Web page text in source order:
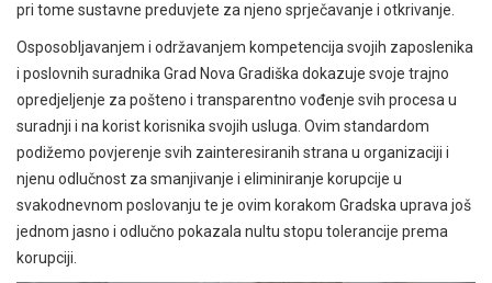
pri tome sustavne preduvjete za njeno sprječavanje i otkrivanje.
Osposobljavanjem i održavanjem kompetencija svojih zaposlenika
i poslovnih suradnika Grad Nova Gradiška dokazuje svoje trajno
opredjeljenje za pošteno i transparentno vođenje svih procesa u
suradnji i na korist korisnika svojih usluga. Ovim standardom
podižemo povjerenje svih zainteresiranih strana u organizaciji i
njenu odlučnost za smanjivanje i eliminiranje korupcije u
svakodnevnom poslovanju te je ovim korakom Gradska uprava još
jednom jasno i odlučno pokazala nultu stopu tolerancije prema
korupciji.